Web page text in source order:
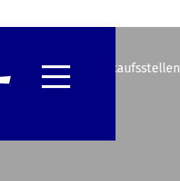
Unsere Vorverkaufsstellen